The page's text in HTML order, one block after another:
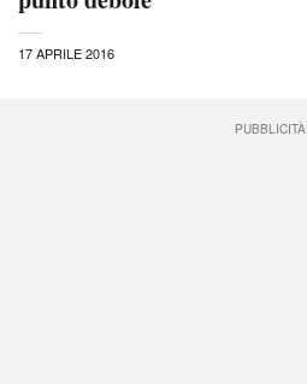
17 APRILE 2016
PUBBLICITÀ